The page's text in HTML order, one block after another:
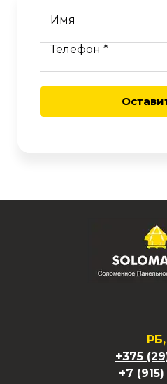
Имя
Телефон *
+375
+7